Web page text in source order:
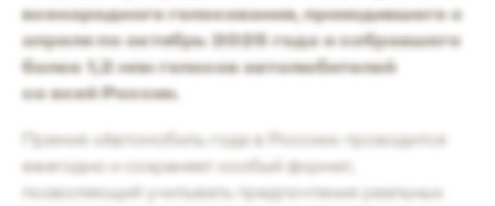
всенародного голосования, проходившего с
апреля по октябрь 2025 года и собравшего
более 1,2 млн голосов автолюбителей
со всей России.
Премия «Автомобиль года в России» проводится
ежегодно и сохраняет особый формат,
позволяющий учитывать предпочтения реальных